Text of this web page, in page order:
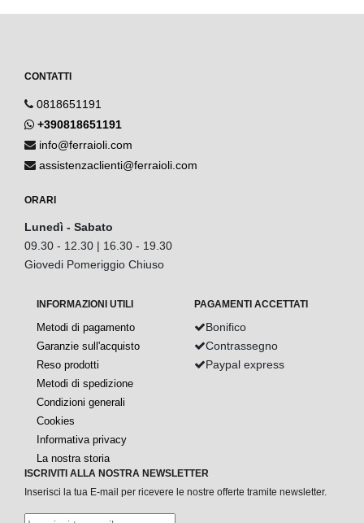
CONTATTI
0818651191
+390818651191
info@ferraioli.com
assistenzaclienti@ferraioli.com
ORARI
Lunedì - Sabato
09.30 - 12.30 | 16.30 - 19.30
Giovedi Pomeriggio Chiuso
INFORMAZIONI UTILI
Metodi di pagamento
Garanzie sull'acquisto
Reso prodotti
Metodi di spedizione
Condizioni generali
Cookies
Informativa privacy
La nostra storia
PAGAMENTI ACCETTATI
Bonifico
Contrassegno
Paypal express
ISCRIVITI ALLA NOSTRA NEWSLETTER
Inserisci la tua E-mail per ricevere le nostre offerte tramite newsletter.